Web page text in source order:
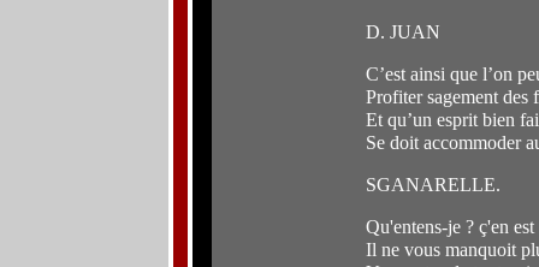
D. JUAN
C’est ainsi que l’on
Profiter sagement des
Et qu’un esprit bien
Se doit accommoder
SGANARELLE.
Qu'entens-je ? ç'en
Il ne vous manquoit